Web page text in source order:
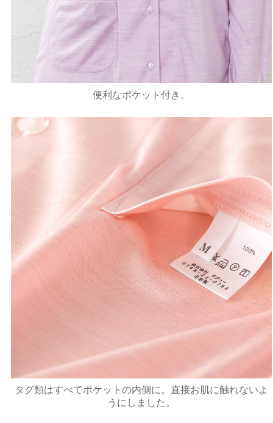
便利なポケット付き。
タグ類はすべてポケットの内側に。直接お肌に触れないよ
うにしました。